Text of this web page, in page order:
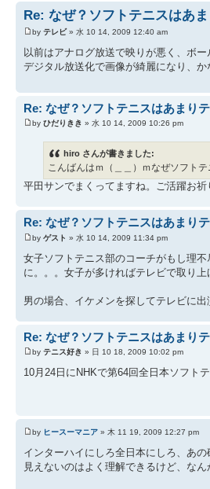
Re: なぜ？ソフトテニスはあ
by テレビ» 水 10 14, 2009 12:40 am
以前はアナログ放送で映りが悪く、ボ
デジタル放送化で画像が綺麗になり、
Re: なぜ？ソフトテニスはあまり
by ひだりきき » 水 10 14, 2009 10:26 pm
hiro さんが書きました:
こんばんはｍ（＿＿）ｍなぜソフト
平田サンでまくってますね。ご活躍お祈
Re: なぜ？ソフトテニスはあまり
by ゲスト » 水 10 14, 2009 11:34 pm
女子ソフトテニス部のコーチがもし理
に。。。女子が多ければテレビで取り上
男の場合、イケメンを探してテレビに出
Re: なぜ？ソフトテニスはあまり
by テニス好き » 日 10 18, 2009 10:02 pm
10月24日にNHKで第64回全日本ソフト
by ヒースーマニア » 木 11 19, 2009 12:27 pm
インターハイにしろ全日本にしろ、あ
見えないのはよく理解できるけど、なん